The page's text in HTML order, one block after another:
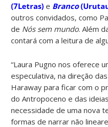
(7Letras)e Branco
outros convidados, como
de Nós sem mundo. Além
contará com a leitura de
“Laura Pugno nos oferece
especulativa, na direção
Haraway para ficar com o
do Antropoceno e das
necessidade de uma nova
formas de narrar não